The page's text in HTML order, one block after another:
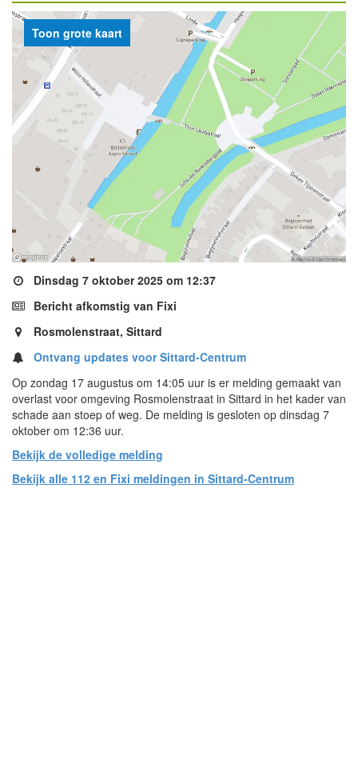
Dinsdag 7 oktober 2025 om 12:37
Bericht afkomstig van Fixi
Rosmolenstraat, Sittard
Ontvang updates voor Sittard-Centrum
Op zondag 17 augustus om 14:05 uur is er melding gemaakt van
overlast voor omgeving Rosmolenstraat in Sittard in het kader van
schade aan stoep of weg. De melding is gesloten op dinsdag 7
oktober om 12:36 uur.
Bekijk de volledige melding
Bekijk alle 112 en Fixi meldingen in Sittard-Centrum
Toon grote kaart